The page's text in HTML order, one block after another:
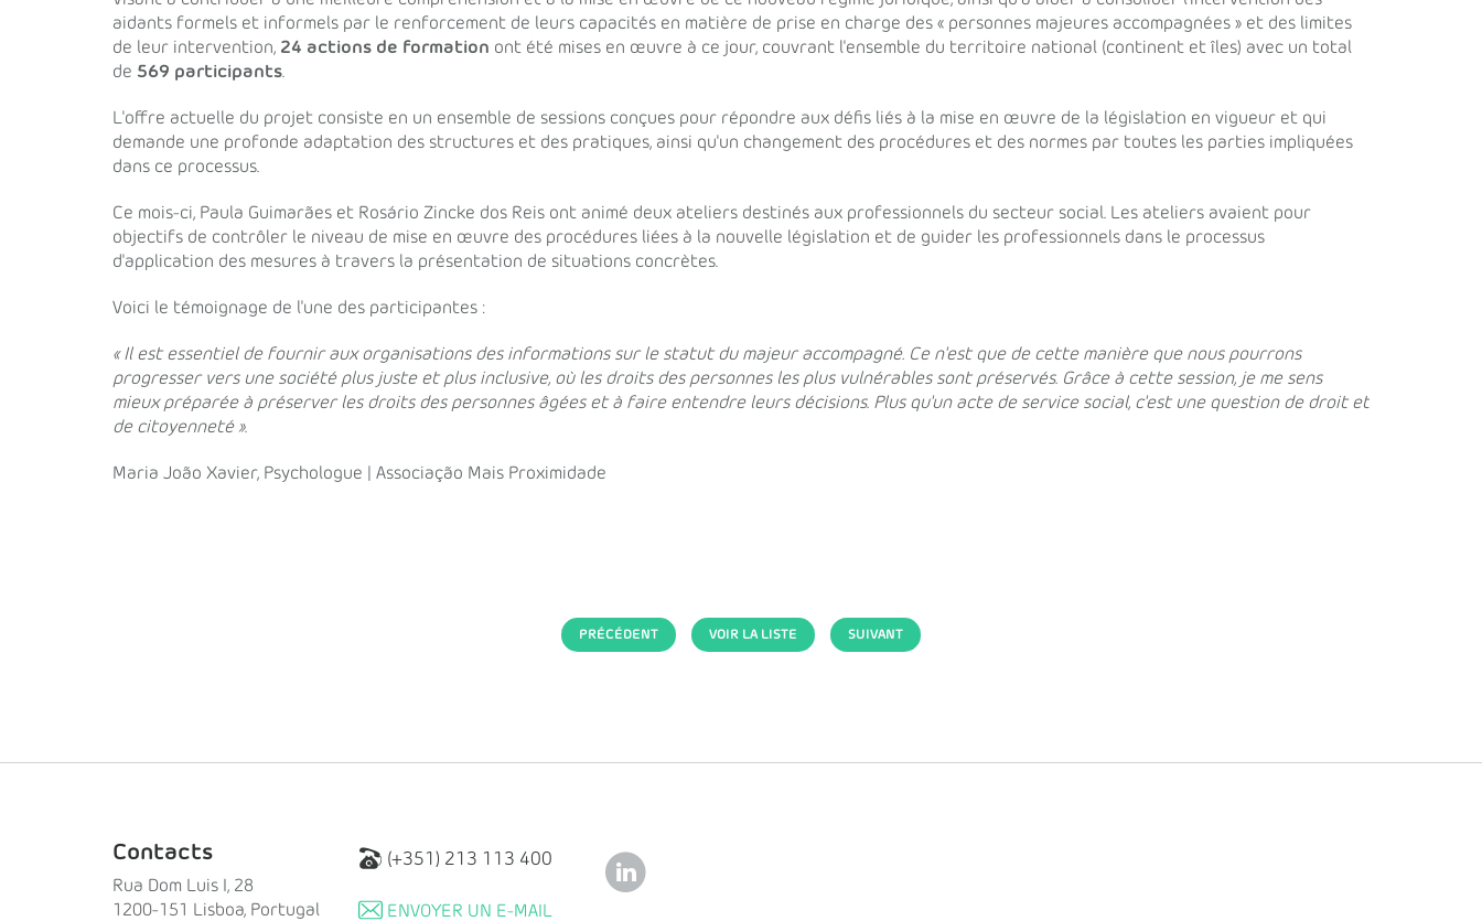
aidants formels et informels par le renforcement de leurs capacités en matière de prise en charge des « personnes majeures accompagnées » et des limites
de leur intervention, 24 actions de formation ont été mises en œuvre à ce jour, couvrant l'ensemble du territoire national (continent et îles) avec un total
de 569 participants
L'offre actuelle du projet consiste en un ensemble de sessions conçues pour répondre aux défis liés à la mise en œuvre de la législation en vigueur et qui
demande une profonde adaptation des structures et des pratiques, ainsi qu'un changement des procédures et des normes par toutes les parties impliquées
dans ce processus.
Ce mois-ci, Paula Guimarães et Rosário Zincke dos Reis ont animé deux ateliers destinés aux professionnels du secteur social. Les ateliers avaient pour
objectifs de contrôler le niveau de mise en œuvre des procédures liées à la nouvelle législation et de guider les professionnels dans le processus
d'application des mesures à travers la présentation de situations concrètes.
Voici le témoignage de l'une des participantes :
« Il est essentiel de fournir aux organisations des informations sur le statut du majeur accompagné. Ce n'est que de cette manière que nous pourrons
progresser vers une société plus juste et plus inclusive, où les droits des personnes les plus vulnérables sont préservés. Grâce à cette session, je me sens
mieux préparée à préserver les droits des personnes âgées et à faire entendre leurs décisions. Plus qu'un acte de service social, c'est une question de droit et
de citoyenneté ».
Maria João Xavier, Psychologue | Associação Mais Proximidade
PRÉCÉDENT VOIR LA LISTE SUIVANT
Contacts
Rua Dom Luis I, 28
1200-151 Lisboa, Portugal
(+351) 213 113 400
ENVOYER UN E-MAIL